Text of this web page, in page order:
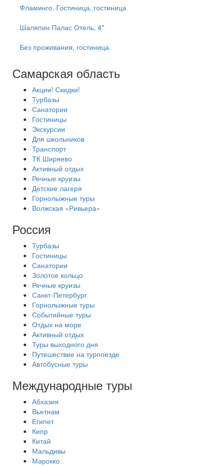
Фламинго. Гостиница, гостиница
Шаляпин Палас Отель, 4*
Без проживания, гостиница
Самарская область
Акции! Скидки!
Турбазы
Санатории
Гостиницы
Экскурсии
Для школьников
Транспорт
ТК Ширяево
Активный отдых
Речные круизы
Детские лагеря
Горнолыжные туры
Волжская «Ривьера»
Россия
Турбазы
Гостиницы
Санатории
Золотое кольцо
Речные круизы
Санкт-Петербург
Горнолыжные туры
Событийные туры
Отдых на море
Активный отдых
Туры выходного дня
Путешествие на турпоезде
Автобусные туры
Международные туры
Абхазия
Вьетнам
Египет
Кипр
Китай
Мальдивы
Марокко